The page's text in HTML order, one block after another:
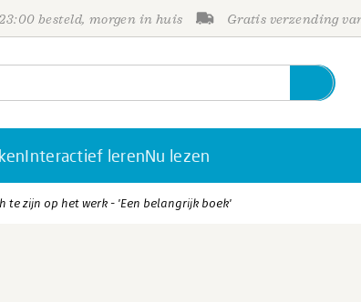
besteld, morgen in huis Gratis verzending
Interactief lerenNu lezen
te zijn op het werk - 'Een belangrijk boek'